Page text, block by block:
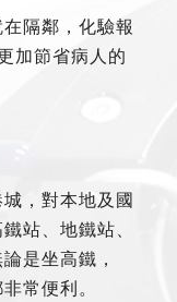
隔鄰，化驗報
加節省病人的
，對本地及國
站、地鐵站、
是坐高鐵，
常便利。